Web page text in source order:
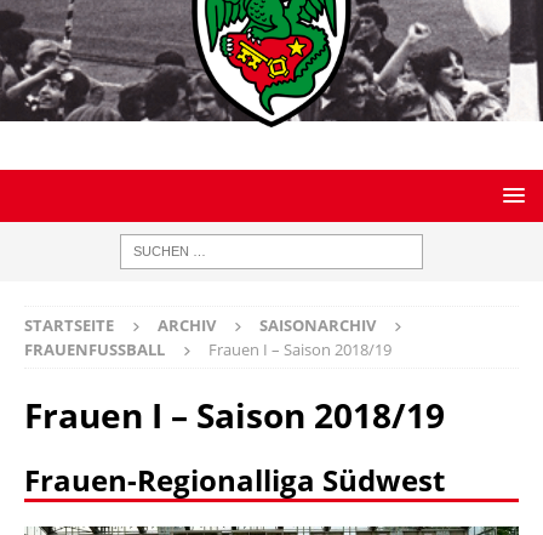
STARTSEITE ARCHIV
SAISONARCHIV
FRAUENFUSSBALL
Frauen I – Saison 2018/19
Frauen I – Saison 2018/19
Frauen-Regionalliga Südwest